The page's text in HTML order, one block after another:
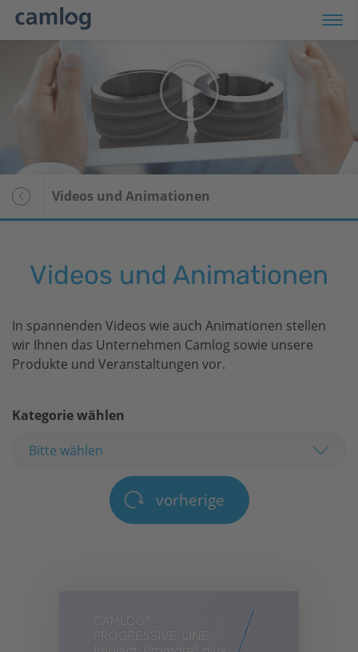
Patientengeschichten
Newsletter-Anmeldung
Videos und Animationen
Videos und Animationen
In spannenden Videos wie auch Animationen stellen
wir Ihnen das Unternehmen Camlog sowie unsere
Produkte und Veranstaltungen vor.
Kategorie wählen
vorherige